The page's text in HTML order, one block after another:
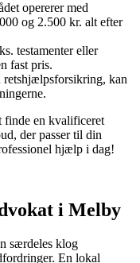
opererer med
og 2.500 kr. alt efter
testamenter eller
fast pris.
kan
finde en kvalificeret
der passer til din
hjælp i dag!
i Melby
særdeles klog
En lokal